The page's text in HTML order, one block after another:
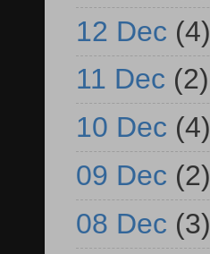
12 Dec (4)
11 Dec (2)
10 Dec (4)
09 Dec (2)
08 Dec (3)